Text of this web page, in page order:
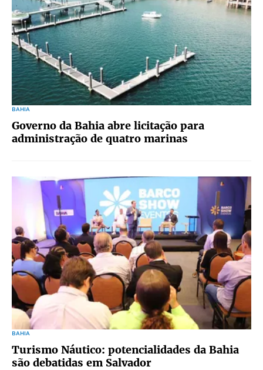
BAHIA
Governo da Bahia abre licitação para
administração de quatro marinas
BAHIA
Turismo Náutico: potencialidades da Bahia
são debatidas em Salvador